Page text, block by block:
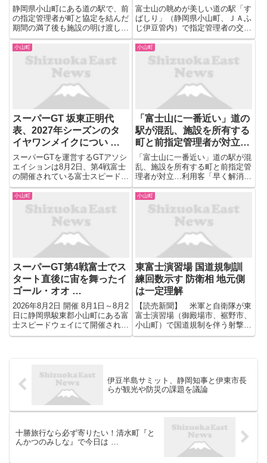
静岡県小山町にある道の駅で、前
の指定管理者が町と協定を結んだ
期間の満了後も施設の明け渡しに
応じず営業を続けている問題で、
同町の込山正秀 町長は「呑める
ことと呑めないことがある」と前
指定管理者側を非難した。 小山
町にある「道の駅 ...
富士山の眺めが美しい道の駅「す
ばしり」（静岡県小山町、ＪＡふ
じ伊豆管内）で指定管理者の交代
に絡むトラブルが起きている。3
月31日まで指定管理者だった観
光開発株式会社（静岡県小山市）
が、指定期間満了後も「暫定的
に」道の駅の営業を継続。町は
小山町
スーパーGT 坂東正明代
表、2027年シーズンのタ
イヤワンメイクについ …
スーパーGTを運営するGTアソシ
エイションは8月2日、第4戦富士
の開催されている富士スピードウ
ェイ（静岡県駿東郡小山町）にお
いて坂東正明代表による定例会見
を実施した。
小山町
「富士山に一番近い」道の
駅が混乱、施設を所有する
町と前指定管理者が対立…
利用客「早く解消を」
「富士山に一番近い」道の駅が混
乱、施設を所有する町と前指定管
理者が対立…利用客「早く解消
を」 ...
小山町
スーパーGT第4戦富士でス
タート直後に宙を舞ったイ
ゴール・オオ …
2026年8月2日 開催 8月1日～8月2
日に静岡県駿東郡小山町にある富
士スピードウェイにて開催された
スーパーGT 第4戦「2026
小山町
東富士演習場 国道規制訓
練回数示す 防衛相 地元側
は一定理解
【読売新聞】 米軍と自衛隊が東
富士演習場（御殿場市、裾野市、
小山町）で国道規制を伴う射撃訓
練を年に複数回計画していること
伊豆半島サミット、静岡知事と伊東市長
らが観光や防災の課題を議論
十勝旅行なら必ず寄りたい！清水町『と
んかつのみしな』で今日は …